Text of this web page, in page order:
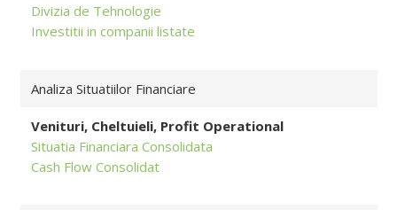
Divizia de Tehnologie
Investitii in companii listate
Analiza Situatiilor Financiare
Venituri, Cheltuieli, Profit Operational
Situatia Financiara Consolidata
Cash Flow Consolidat